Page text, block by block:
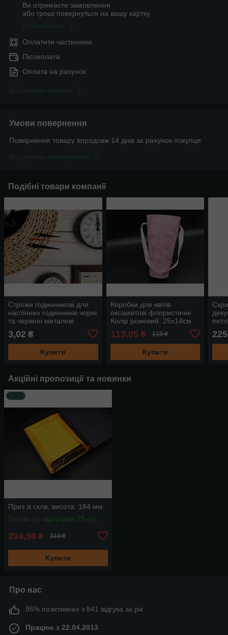
Ви отримаєте замовлення
або гроші повернуться на вашу картку
Оплатити частинами
Післяплата
Оплата на рахунок
Умови повернення
Повернення товару впродовж 14 днів за рахунок покупця
Подібні товари компанії
Стрілки годинникові для
настінних годинників чорні
та червоні металеві
глянцеві 3 стрілки в наборі
9х9.5х7.5 см
3,02 ₴
Купити
Коробки для квітів
оксамитові флористичні
Колір рожевий. 25х14см
113,05₴ 119 ₴
Купити
225
Акційні пропозиції та новинки
Приз зі скла, висота: 184 мм
Готово до відправки 79 од.
294,50 ₴ 310 ₴
Купити
Про нас
96% позитивних з 841 відгука за рік
Працює з 22.04.2013